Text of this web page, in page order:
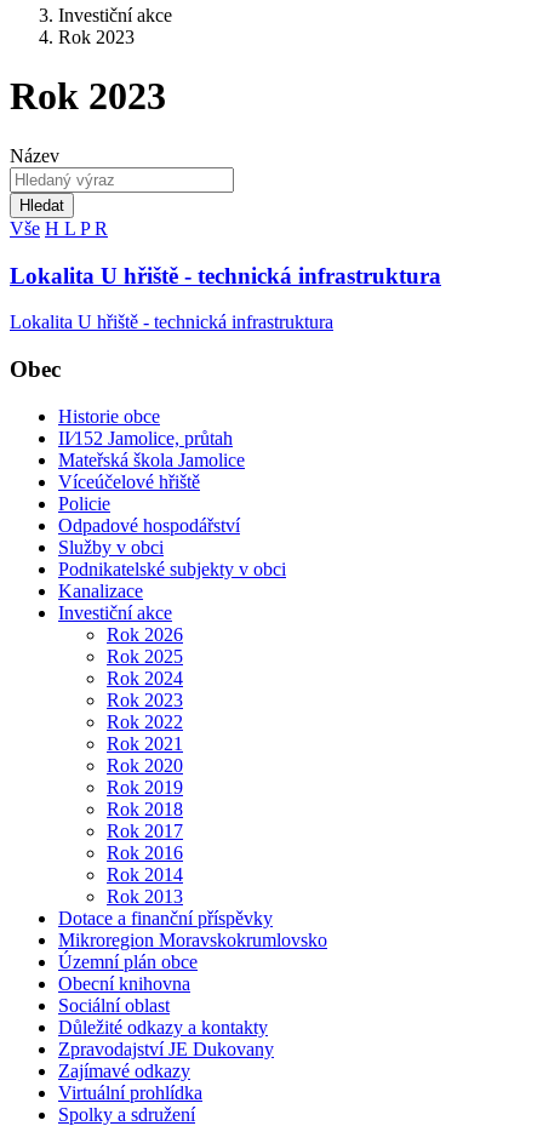
Investiční akce
Rok 2023
Rok 2023
Název
Hledat
Vše H L PR
Lokalita U hřiště - technická infrastruktura
Lokalita U hřiště - technická infrastruktura
Obec
Historie obce
II⁄152 Jamolice, průtah
Mateřská škola Jamolice
Víceúčelové hřiště
Policie
Odpadové hospodářství
Služby v obci
Podnikatelské subjekty v obci
Kanalizace
Investiční akce
Rok 2026
Rok 2025
Rok 2024
Rok 2023
Rok 2022
Rok 2021
Rok 2020
Rok 2019
Rok 2018
Rok 2017
Rok 2016
Rok 2014
Rok 2013
Dotace a finanční příspěvky
Mikroregion Moravskokrumlovsko
Územní plán obce
Obecní knihovna
Sociální oblast
Důležité odkazy a kontakty
Zpravodajství JE Dukovany
Zajímavé odkazy
Virtuální prohlídka
Spolky a sdružení